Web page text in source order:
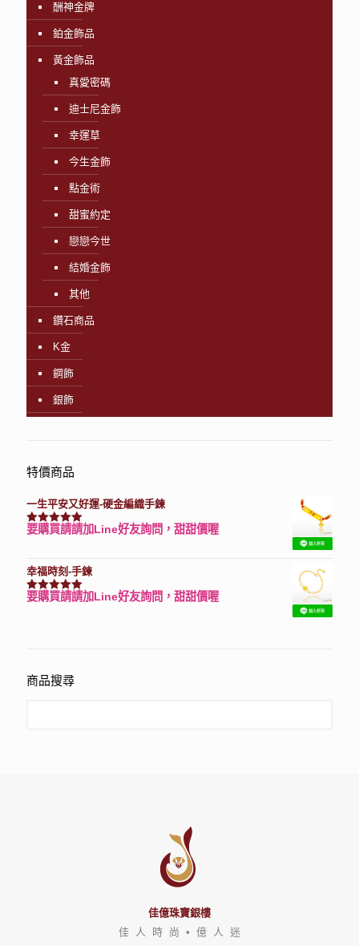
酬神金牌
鉑金飾品
黃金飾品
真愛密碼
迪士尼金飾
幸運草
今生金飾
點金術
甜蜜約定
戀戀今世
結婚金飾
其他
鑽石商品
K金
鋼飾
銀飾
特價商品
一生平安又好運-硬金編織手鍊
評分7740滿分 5
要購買請請加Line好友詢問，甜甜價喔
幸福時刻-手鍊
評分3150滿分 5
要購買請請加Line好友詢問，甜甜價喔
商品搜尋
佳億珠寶銀樓
佳 人 時 尚 • 億 人 迷